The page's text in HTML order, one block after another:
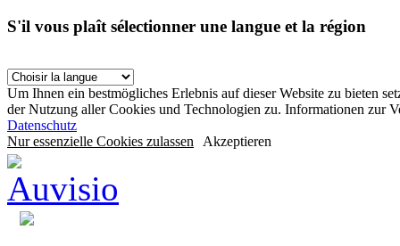
S'il vous plaît sélectionner une langue et la région
Um Ihnen ein bestmögliches Erlebnis auf dieser Website zu bieten
der Nutzung aller Cookies und Technologien zu. Informationen zur
Datenschutz
Nur essenzielle Cookies zulassen Akzeptieren